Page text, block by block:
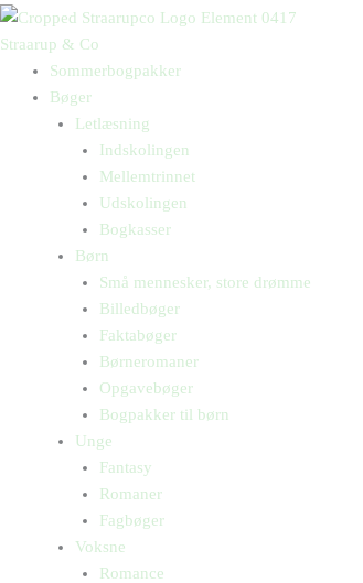
Straarup & Co
Sommerbogpakker
Bøger
Letlæsning
Indskolingen
Mellemtrinnet
Udskolingen
Bogkasser
Børn
Små mennesker, store drømme
Billedbøger
Faktabøger
Børneromaner
Opgavebøger
Bogpakker til børn
Unge
Fantasy
Romaner
Fagbøger
Voksne
Romance